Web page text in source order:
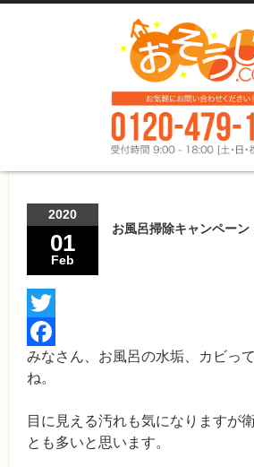
2020
01
Feb
お風呂掃除キャンペーン
Twitter
Facebook
みなさん、お風呂の水垢、カビっ
ね。
目に見える汚れも気になりますが
とも多いと思います。